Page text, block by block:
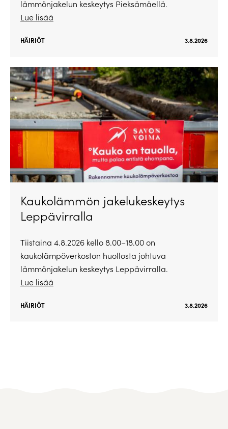
lämmönjakelun keskeytys Pieksämäellä.
Lue lisää
HÄIRIÖT 3.8.2026
Kaukolämmön jakelukeskeytys
Leppävirralla
Tiistaina 4.8.2026 kello 8.00–18.00 on
kaukolämpöverkoston huollosta johtuva
lämmönjakelun keskeytys Leppävirralla.
Lue lisää
HÄIRIÖT 3.8.2026